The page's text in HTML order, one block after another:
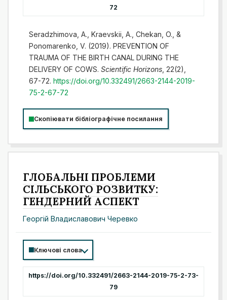
72
Seradzhimova, A., Kraevskii, A., Chekan, O., &
Ponomarenko, V. (2019). PREVENTION OF
TRAUMA OF THE BIRTH CANAL DURING THE
DELIVERY OF COWS. Scientific Horizons, 22(2),
67-72. https://doi.org/10.332491/2663-2144-2019-
75-2-67-72
Скопіювати бібліографічне посилання
ГЛОБАЛЬНІ ПРОБЛЕМИ
СІЛЬСЬКОГО РОЗВИТКУ:
ГЕНДЕРНИЙ АСПЕКТ
Георгій Владиславович Черевко
Ключові слова
https://doi.org/10.332491/2663-2144-2019-75-2-73-
79